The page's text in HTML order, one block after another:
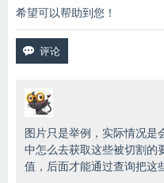
希望可以帮助到您！
图片只是举例，实际情况是
中怎么去获取这些被切割的
值，后面才能通过查询把这